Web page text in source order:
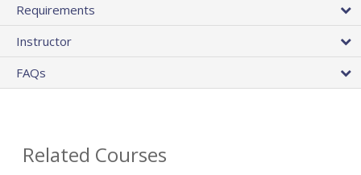
Requirements
Instructor
FAQs
Related Courses